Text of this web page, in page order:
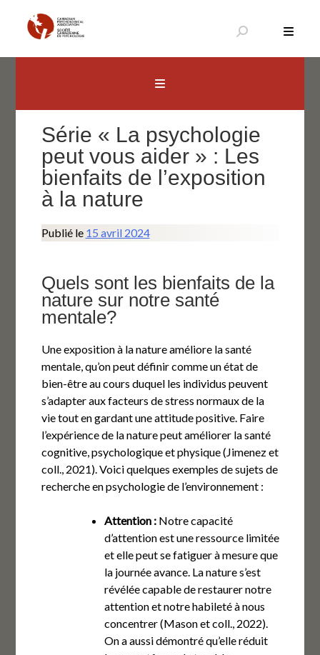
contenu
Série « La psychologie
peut vous aider » : Les
bienfaits de l’exposition
à la nature
Publié le 15 avril 2024
Quels sont les bienfaits de la
nature sur notre santé
mentale?
Une exposition à la nature améliore la santé
mentale, qu’on peut définir comme un état de
bien-être au cours duquel les individus peuvent
s’adapter aux facteurs de stress normaux de la
vie tout en gardant une attitude positive. Faire
l’expérience de la nature peut améliorer la santé
cognitive, psychologique et physique (Jimenez et
coll., 2021). Voici quelques exemples de sujets de
recherche en psychologie de l’environnement :
Attention :Notre capacité
d’attention est une ressource limitée
et elle peut se fatiguer à mesure que
la journée avance. La nature s’est
révélée capable de restaurer notre
attention et notre habileté à nous
concentrer (Mason et coll., 2022).
On a aussi démontré qu’elle réduit